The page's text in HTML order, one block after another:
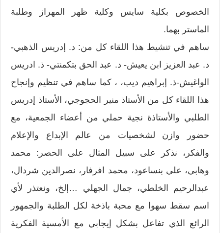
الخصوص بكلية سايس وكلية ظهر المهراز وطلبة
الماستر بهما.
ساهم في تنشيط هذا اللقاء كل من: د. إدريس الذهبي-
د. عبد العزيز ابن يعيش- د. عبد الحق بتكمنتي- ذ. ادريس
الواغيش-ذ. إبراهيم ديب، ، كما ساهم في تنظيم وإنجاح
هذا اللقاء كل من الأستاذ منير الحجوجي، الأستاذ إدريس
الطلبي والأستاذة نجية حملي من أعضاء الجمعية، مع
حضور وازن لشخصيات من عالم الإبداع والإعلام
والفكر، نذكر على سبيل المثال على الحصر: محمد
وهابي، علي بنساعود، محمد افرفار، نصرالدين شردال،
عبدالرحيم الخلطي، جمال الجهلي …إلخ، ونعتذر لأي
اسم سقط سهوا مع محبة باذخة لكل الطلبة والجمهور
الرائع الذي تفاعل بشكل إيجابي مع الأمسية الفكرية